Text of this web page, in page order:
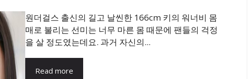
원더걸스 출신의 길고 날씬한 166cm 키의 워너비 몸
매로 불리는 선미는 너무 마른 몸 때문에 팬들의 걱정
을 살 정도였는데요. 과거 자신의...
Read more